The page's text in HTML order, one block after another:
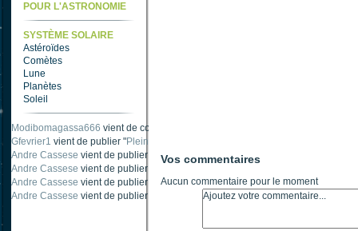
POUR L'ASTRONOMIE
SYSTÈME SOLAIRE
Astéroïdes
Comètes
Lune
Planètes
Soleil
Modibomagassa666 vient de commenter "
Gfevrier1 vient de publier "Pleine Lune - 9 Aout 205
Andre Cassese vient de publier "
Tache solaire 18 juin 2021 lunette 120 mm
Andre Cassese vient de publier "
Andre Cassese vient de publier "
taches solaires et zone active halpha 27 juin
Andre Cassese vient de publier " Protuberance explosive 9 juin 2021 lunette
Vos commentaires
Aucun commentaire pour le moment